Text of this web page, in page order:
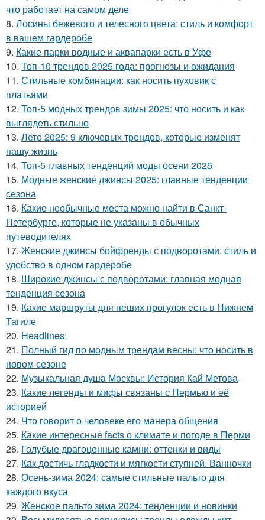
что работает на самом деле
8. Лосины бежевого и телесного цвета: стиль и комфорт
в вашем гардеробе
9. Какие парки водные и аквапарки есть в Уфе
10. Топ-10 трендов 2025 года: прогнозы и ожидания
11. Стильные комбинации: как носить пуховик с
платьями
12. Топ-5 модных трендов зимы 2025: что носить и как
выглядеть стильно
13. Лето 2025: 9 ключевых трендов, которые изменят
нашу жизнь
14. Топ-5 главных тенденций моды осени 2025
15. Модные женские джинсы 2025: главные тенденции
сезона
16. Какие необычные места можно найти в Санкт-
Петербурге, которые не указаны в обычных
путеводителях
17. Женские джинсы бойфренды с подворотами: стиль и
удобство в одном гардеробе
18. Широкие джинсы с подворотами: главная модная
тенденция сезона
19. Какие маршруты для пеших прогулок есть в Нижнем
Тагиле
20. Headlines:
21. Полный гид по модным трендам весны: что носить в
новом сезоне
22. Музыкальная душа Москвы: История Кай Метова
23. Какие легенды и мифы связаны с Пермью и её
историей
24. Что говорит о человеке его манера общения
25. Какие интересные facts о климате и погоде в Перми
26. Голубые драгоценные камни: оттенки и виды
27. Как достичь гладкости и мягкости ступней. Ванночки
28. Осень-зима 2024: самые стильные пальто для
каждого вкуса
29. Женское пальто зима 2024: тенденции и новинки